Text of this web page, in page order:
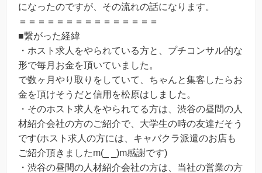
になったのですが、その流れの話になります。
＝＝＝＝＝＝＝＝＝＝＝＝＝＝＝
■繋がった経緯
・ホスト求人をやられている方と、プチコンサル的な
形で毎月お金を頂いていました。
で数ヶ月やり取りをしていて、ちゃんと集客したらお
金を頂けそうだと信用を松原はしました。
・そのホスト求人をやられてる方は、渋谷の昼間の人
材紹介会社の方のご紹介で、大学生の時の友達だそう
です(ホスト求人の方には、キャバクラ派遣のお店も
ご紹介頂きましたm(_ _)m感謝です)
・渋谷の昼間の人材紹介会社の方は、当社の営業の方